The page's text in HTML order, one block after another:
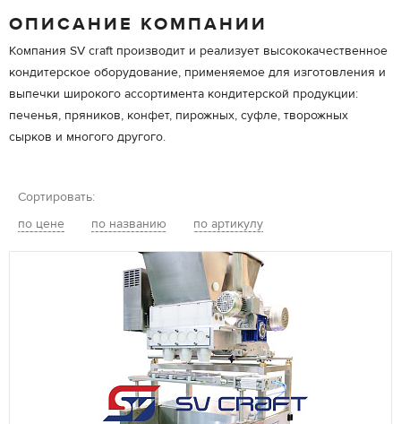
ОПИСАНИЕ КОМПАНИИ
Компания SV craft производит и реализует высококачественное
кондитерское оборудование, применяемое для изготовления и
выпечки широкого ассортимента кондитерской продукции:
печенья, пряников, конфет, пирожных, суфле, творожных
сырков и многого другого.
Сортировать:
по цене
по названию по артикулу